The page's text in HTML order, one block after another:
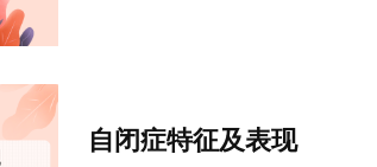
自闭症特征及表现